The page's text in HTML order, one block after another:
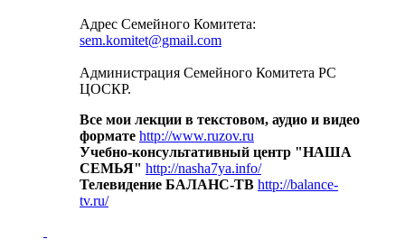
Адрес Семейного Комитета:
sem.komitet@gmail.com
Администрация Семейного Комитета РС
ЦОСКР.
Все мои лекции в текстовом, аудио и видео
формате http://www.ruzov.ru
Учебно-консультативный центр "НАША
СЕМЬЯ" http://nasha7ya.info/
Телевидение БАЛАНС-ТВ http://balance-
tv.ru/